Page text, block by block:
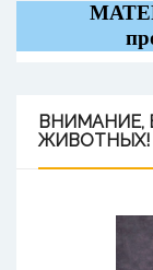
ВНИМАНИЕ,
ЖИВОТНЫХ!